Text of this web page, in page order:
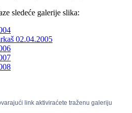
sledeće galerije slika:
02.04.2005
link aktiviraćete traženu galeriju